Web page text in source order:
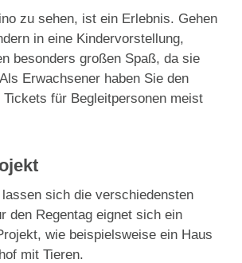
zu sehen, ist ein Erlebnis. Gehen
in eine Kindervorstellung,
besonders großen Spaß, da sie
Erwachsener haben Sie den
für Begleitpersonen meist
sich die verschiedensten
den Regentag eignet sich ein
wie beispielsweise ein Haus
mit Tieren.